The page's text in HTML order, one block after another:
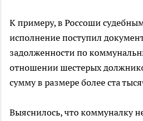
К примеру, в Россоши
исполнение поступил
задолженности по
отношении шестерых
сумму в размере более ста
Выяснилось, что коммуналку